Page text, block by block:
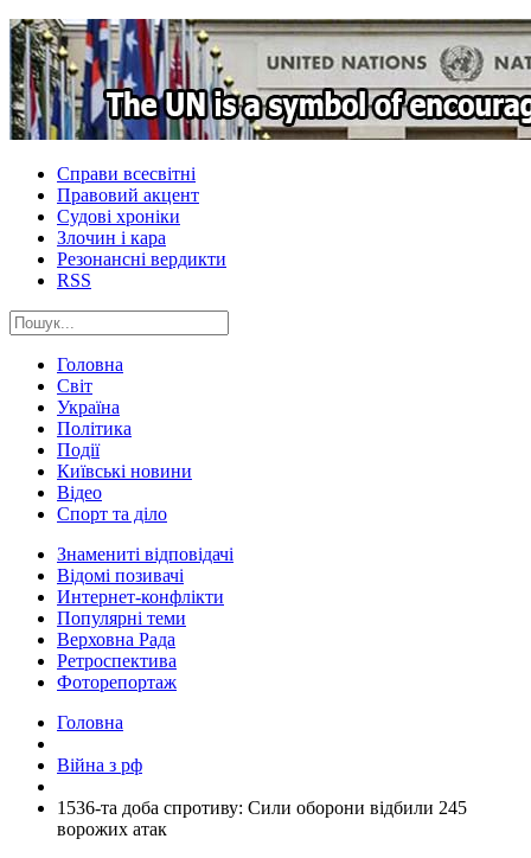
Справи всесвітні
Правовий акцент
Судові хроніки
Злочин і кара
Резонансні вердикти
RSS
Головна
Світ
Україна
Політика
Події
Київські новини
Відео
Спорт та діло
Знамениті відповідачі
Відомі позивачі
Интернет-конфлікти
Популярні теми
Верховна Рада
Ретроспектива
Фоторепортаж
Головна
Війна з рф
​1536-та доба спротиву: Сили оборони відбили 245
ворожих атак